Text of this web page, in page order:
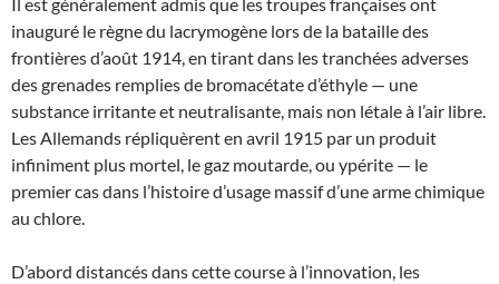
inauguré le règne du lacrymogène lors de la bataille des
frontières d’août 1914, en tirant dans les tranchées adverses
des grenades remplies de bromacétate d’éthyle — une
substance irritante et neutralisante, mais non létale à l’air libre.
Les Allemands répliquèrent en avril 1915 par un produit
infiniment plus mortel, le gaz moutarde, ou ypérite — le
premier cas dans l’histoire d’usage massif d’une arme chimique
au chlore.
D’abord distancés dans cette course à l’innovation, les